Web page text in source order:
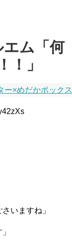
エム「何
！」
ー×めだかボックス
いますね」